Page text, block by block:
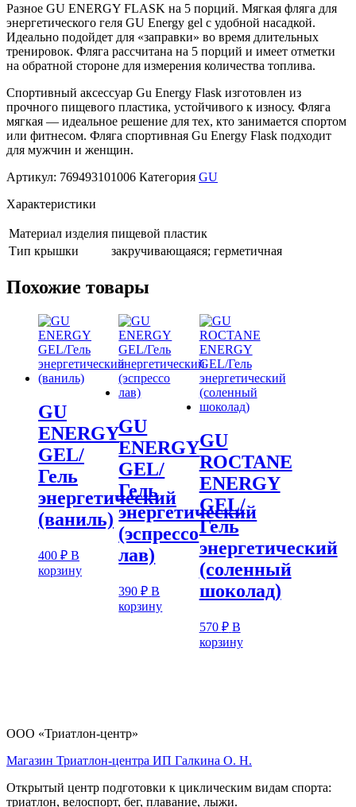
Разное GU ENERGY FLASK на 5 порций. Мягкая фляга для
энергетического геля GU Energy gel с удобной насадкой.
Идеально подойдет для «заправки» во время длительных
тренировок. Фляга рассчитана на 5 порций и имеет отметки
на обратной стороне для измерения количества топлива.
Спортивный аксессуар Gu Energy Flask изготовлен из
прочного пищевого пластика, устойчивого к износу. Фляга
мягкая — идеальное решение для тех, кто занимается спортом
или фитнесом. Фляга спортивная Gu Energy Flask подходит
для мужчин и женщин.
Артикул: 769493101006 Категория GU
Характеристики
Материал изделия пищевой пластик
Тип крышки
закручивающаяся; герметичная
Похожие товары
GU
ENERGY
GEL/
Гель
энергетический
(ваниль)
400 ₽ В
корзину
GU
ENERGY
GEL/
Гель
энергетический
(эспрессо
лав)
390₽ В
корзину
GU
ROCTANE
ENERGY
GEL/
Гель
энергетический
(соленный
шоколад)
570 ₽ В
корзину
ООО «Триатлон-центр»
Магазин Триатлон-центра ИП Галкина О. Н.
Открытый центр подготовки к циклическим видам спорта:
триатлон, велоспорт, бег, плавание, лыжи.